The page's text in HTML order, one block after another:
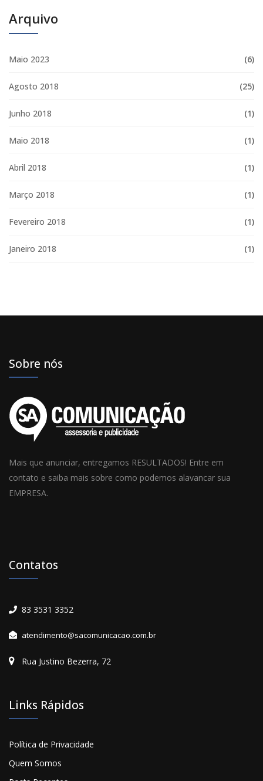
Arquivo
Maio 2023 (6)
Agosto 2018 (25)
Junho 2018 (1)
Maio 2018 (1)
Abril 2018 (1)
Março 2018 (1)
Fevereiro 2018 (1)
Janeiro 2018 (1)
Sobre nós
Mais que anunciar, entregamos RESULTADOS! Entre em
contato e saiba mais sobre como podemos alavancar sua
EMPRESA.
Contatos
83 3531 3352
atendimento@sacomunicacao.com.br
Rua Justino Bezerra, 72
Links Rápidos
Política de Privacidade
Quem Somos